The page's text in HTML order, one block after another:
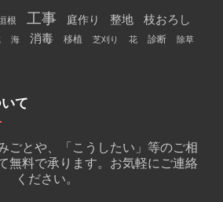
根 工事 庭作り 整地 枝おろし
海 消毒 移植 芝刈り 花 診断 除草
て
ごとや、「こうしたい」等のご相
無料で承ります。お気軽にご連絡
ください。